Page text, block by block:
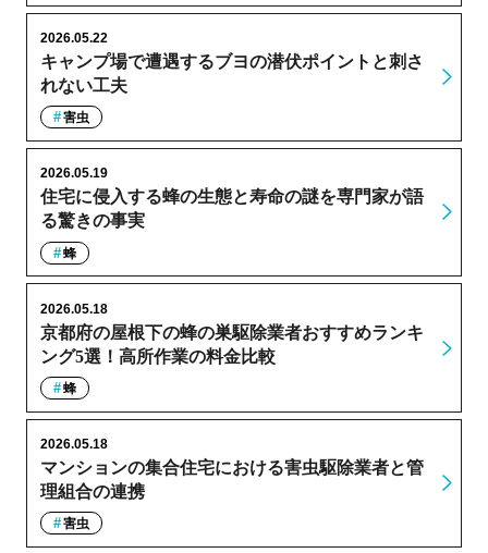
キャンプ場で遭遇するブヨの潜伏ポイントと刺さ
れない工夫
2026.05.22
害虫
住宅に侵入する蜂の生態と寿命の謎を専門家が語
る驚きの事実
2026.05.19
蜂
京都府の屋根下の蜂の巣駆除業者おすすめランキ
ング5選！高所作業の料金比較
2026.05.18
蜂
マンションの集合住宅における害虫駆除業者と管
理組合の連携
2026.05.18
害虫